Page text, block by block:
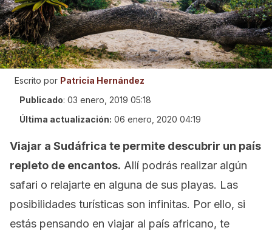
Escrito por Patricia Hernández
Publicado: 03 enero, 2019 05:18
Última actualización: 06 enero, 2020 04:19
Viajar a Sudáfrica te permite descubrir un país
repleto de encantos. Allí podrás realizar algún
safari o relajarte en alguna de sus playas. Las
posibilidades turísticas son infinitas. Por ello, si
estás pensando en viajar al país africano, te